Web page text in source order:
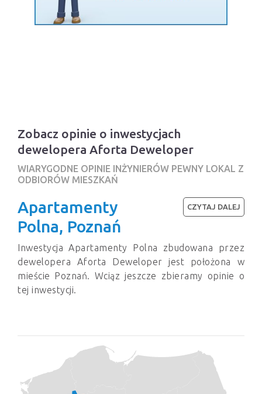
Zobacz opinie o inwestycjach
dewelopera Aforta Deweloper
WIARYGODNE OPINIE INŻYNIERÓW PEWNY LOKAL Z
ODBIORÓW MIESZKAŃ
Apartamenty
Polna, Poznań
Inwestycja Apartamenty Polna zbudowana przez
dewelopera Aforta Deweloper jest położona w
mieście Poznań. Wciąz jeszcze zbieramy opinie o
tej inwestycji.
CZYTAJ DALEJ